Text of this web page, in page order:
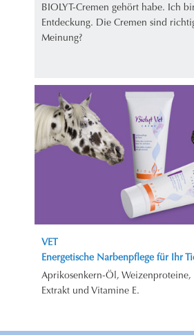
BIOLYT-Cremen gehört habe. Ich
Entdeckung. Die Cremen sind
Meinung?
VET
Energetische Narbenpflege für Ihr
Aprikosenkern-Öl, Weizenproteine,
Extrakt und Vitamine E.